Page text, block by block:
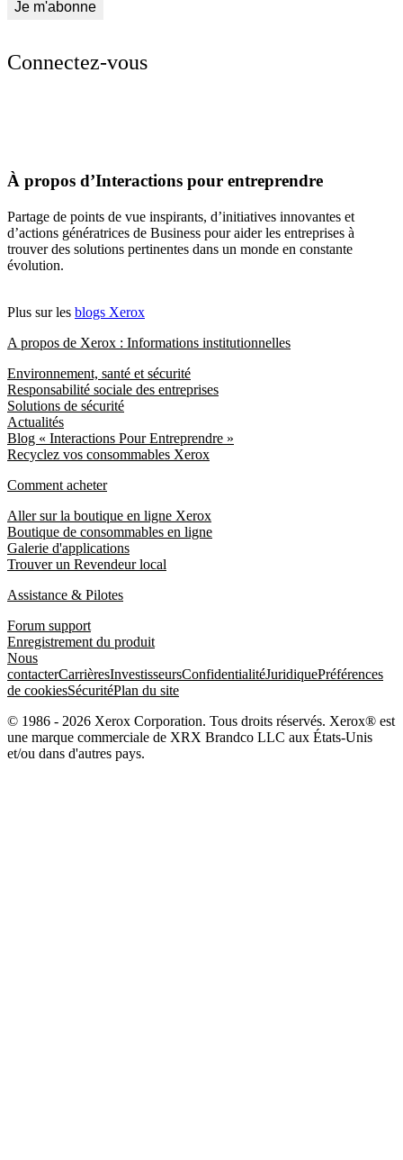
Connectez-vous
À propos d’Interactions pour entreprendre
Partage de points de vue inspirants, d’initiatives innovantes et
d’actions génératrices de Business pour aider les entreprises à
trouver des solutions pertinentes dans un monde en constante
évolution.
Plus sur les blogs Xerox
A propos de Xerox : Informations institutionnelles
Environnement, santé et sécurité
Responsabilité sociale des entreprises
Solutions de sécurité
Actualités
Blog « Interactions Pour Entreprendre »
Recyclez vos consommables Xerox
Comment acheter
Aller sur la boutique en ligne Xerox
Boutique de consommables en ligne
Galerie d'applications
Trouver un Revendeur local
Assistance & Pilotes
Forum support
Enregistrement du produit
Nous
contacterCarrièresInvestisseursConfidentialitéJuridiquePréférences
de cookiesSécuritéPlan du site
© 1986 - 2026 Xerox Corporation. Tous droits réservés. Xerox® est
une marque commerciale de XRX Brandco LLC aux États-Unis
et/ou dans d'autres pays.